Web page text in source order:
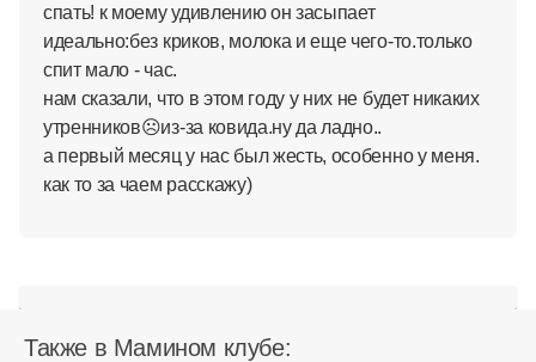
спать! к моему удивлению он засыпает
идеально:без криков, молока и еще чего-то.только
спит мало - час.
нам сказали, что в этом году у них не будет никаких
утренников☹из-за ковида.ну да ладно..
а первый месяц у нас был жесть, особенно у меня.
как то за чаем расскажу)
Также в Мамином клубе: